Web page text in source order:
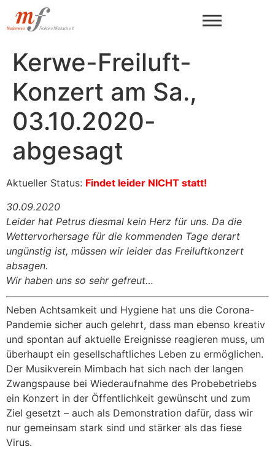
Kerwe-Freiluft-
Konzert am Sa.,
03.10.2020-
abgesagt
Aktueller Status: Findet leider NICHT statt!
30.09.2020
Leider hat Petrus diesmal kein Herz für uns. Da die
Wettervorhersage für die kommenden Tage derart
ungünstig ist, müssen wir leider das Freiluftkonzert
absagen.
Wir haben uns so sehr gefreut…
Neben Achtsamkeit und Hygiene hat uns die Corona-
Pandemie sicher auch gelehrt, dass man ebenso kreativ
und spontan auf aktuelle Ereignisse reagieren muss, um
überhaupt ein gesellschaftliches Leben zu ermöglichen.
Der Musikverein Mimbach hat sich nach der langen
Zwangspause bei Wiederaufnahme des Probebetriebs
ein Konzert in der Öffentlichkeit gewünscht und zum
Ziel gesetzt – auch als Demonstration dafür, dass wir
nur gemeinsam stark sind und stärker als das fiese
Virus.